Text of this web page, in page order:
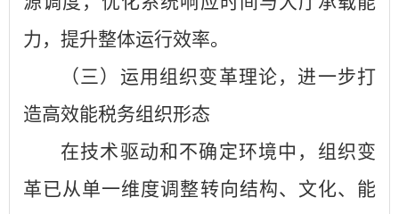
力，提升整体运行效率。
（三）运用组织变革理论，进一步打
造高效能税务组织形态
在技术驱动和不确定环境中，组织变
革已从单一维度调整转向结构、文化、能